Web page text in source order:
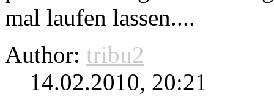
mal laufen lassen....
Author: tribu2
14.02.2010, 20:21